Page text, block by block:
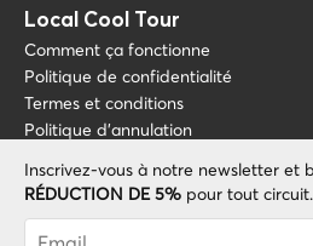
Inscrivez-vous à notre newsletter et
RÉDUCTION DE 5% pour tout circuit.
Vous avez été abonné
Local Cool Tour
Comment ça fonctionne
Politique de confidentialité
Termes et conditions
Politique d'annulation
Blog
À propos de nous
FAQ